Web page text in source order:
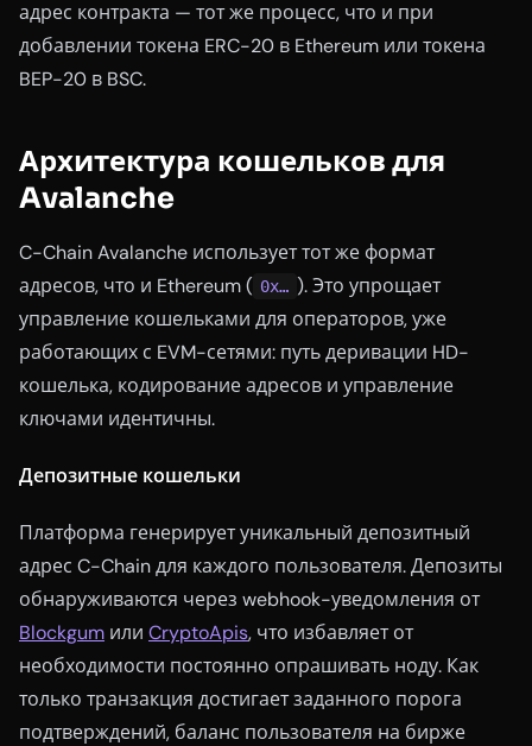
адрес контракта — тот же процесс, что и при
добавлении токена ERC-20 в Ethereum или токена
BEP-20 в BSC.
Архитектура кошельков для
Avalanche
C-Chain Avalanche использует тот же формат
адресов, что и Ethereum ( 0x… ). Это упрощает
управление кошельками для операторов, уже
работающих с EVM-сетями: путь деривации HD-
кошелька, кодирование адресов и управление
ключами идентичны.
Депозитные кошельки
Платформа генерирует уникальный депозитный
адрес C-Chain для каждого пользователя. Депозиты
обнаруживаются через webhook-уведомления от
Blockgum или CryptoApis, что избавляет от
необходимости постоянно опрашивать ноду. Как
только транзакция достигает заданного порога
подтверждений, баланс пользователя на бирже